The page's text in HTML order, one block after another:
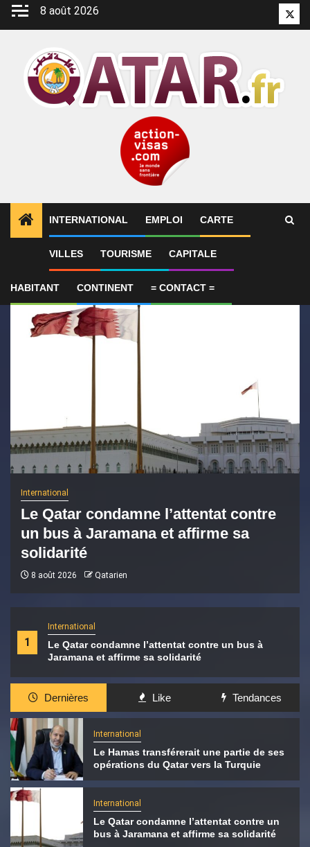
Aller
8 août 2026
INTERNATIONAL EMPLOI CARTE
VILLES TOURISME CAPITALE
HABITANT CONTINENT = CONTACT =
ALERTES INFO 1 Le Qatar condamne l’attentat
1
International
Le Qatar condamne l’attentat contre un bus à
Jaramana et affirme sa solidarité
International
Le Qatar condamne l’attentat contre
un bus à Jaramana et affirme sa
solidarité
8 août 2026 Qatarien
Dernières Like Tendances
International
Le Hamas transférerait une partie de ses
opérations du Qatar vers la Turquie
International
Le Qatar condamne l’attentat contre un
bus à Jaramana et affirme sa solidarité